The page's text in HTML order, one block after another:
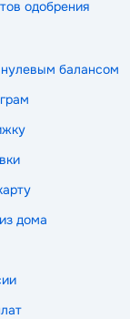
одобрения
балансом
дома